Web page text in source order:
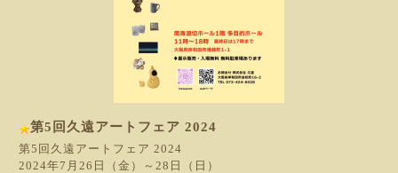
第5回久遠アートフェア 2024
第5回久遠アートフェア 2024
2024年7月26日（金）～28日（日）